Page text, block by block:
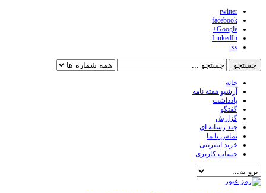
twitter
facebook
Google+
LinkedIn
آرشیو هفته نامه
یادداشت
گفتگو
گزارش
چند رسانه ای
تماس با ما
خرید اینترنتی
حساب کاربری